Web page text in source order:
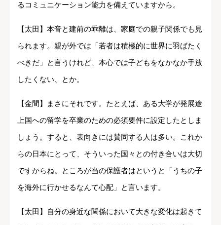
るコミュニケーション能力を備えていますから。
【太田】本音と建前の乖離は、家庭での親子関係でも見
られます。親が外では「若者は積極的に世界に羽ばたく
べきだ」と言うけれど、本心では子どもをなかなか手放
したくない、とか。
【金間】まさにそれです。たとえば、ある大学が発展途
上国への留学を卒業のための必須要件に設定したとしま
しょう。すると、表向きには賛同する人は多い。これか
らの日本にとって、そういった国々との付き合いは大切
ですからね。ところが当の保護者はというと「うちの子
を海外に行かせるなんて心配」と言います。
【太田】自分の身近な関係において大きな変化は起きて